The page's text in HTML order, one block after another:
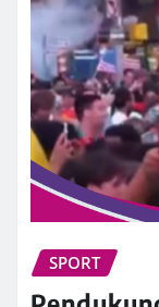
SPORT